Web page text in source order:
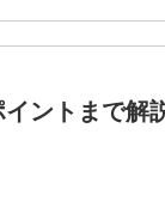
ントまで解